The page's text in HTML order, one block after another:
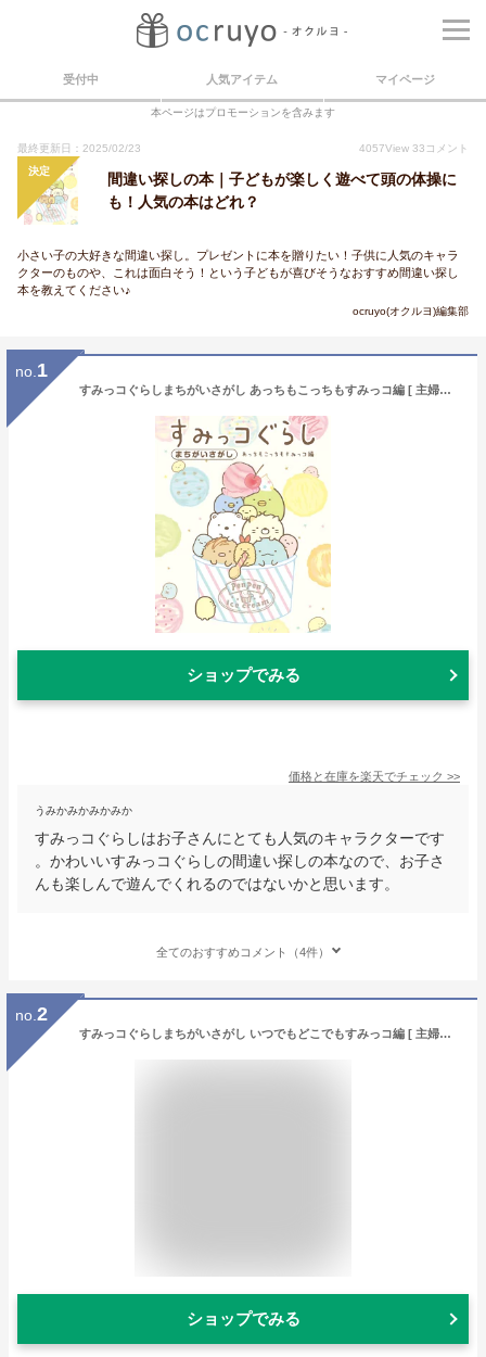
受付中 人気アイテム マイページ
本ページはプロモーションを含みます
最終更新日：2025/02/23 4057View 33 コメント
決定
間違い探しの本｜子どもが楽しく遊べて頭の体操に
も！人気の本はどれ？
小さい子の大好きな間違い探し。プレゼントに本を贈りたい！子供に人気のキャラ
クターのものや、これは面白そう！という子どもが喜びそうなおすすめ間違い探し
本を教えてください♪
ocruyo(オクルヨ)編集部
no. 1
すみっコぐらしまちがいさがし あっちもこっちもすみっコ編 [ 主婦と生活社 ]
ショップでみる
価格と在庫を楽天でチェック >>
うみかみかみかみか
すみっコぐらしはお子さんにとても人気のキャラクターです
。かわいいすみっコぐらしの間違い探しの本なので、お子さ
んも楽しんで遊んでくれるのではないかと思います。
全てのおすすめコメント（4件）
no. 2
すみっコぐらしまちがいさがし いつでもどこでもすみっコ編 [ 主婦と生活社 ]
ショップでみる